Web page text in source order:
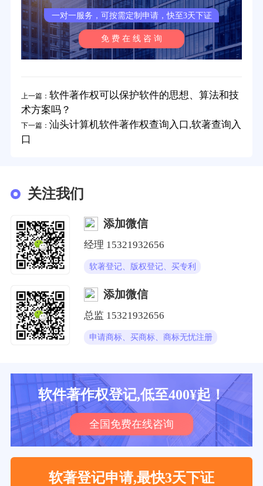
一对一服务，可按需定制申请，快至3天下证
免 费 在 线 咨 询
上一篇： 软件著作权可以保护软件的思想、算法和技
术方案吗？
下一篇： 汕头计算机软件著作权查询入口,软著查询入
口
关注我们
添加微信
经理 15321932656
软著登记、版权登记、买专利
添加微信
总监 15321932656
申请商标、买商标、商标无忧注册
软件著作权登记,低至400¥起！
全国免费在线咨询
软著登记申请,最快3天下证